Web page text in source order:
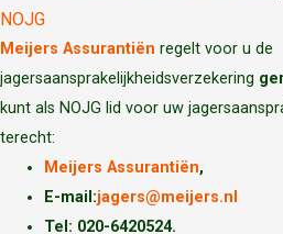
NOJG
Meijers Assurantiën regelt voor u de
jagersaansprakelijkheidsverzekering
kunt als NOJG lid voor uw
terecht:
Meijers Assurantiën,
E-mail:jagers@meijers.nl
Tel: 020-6420524.